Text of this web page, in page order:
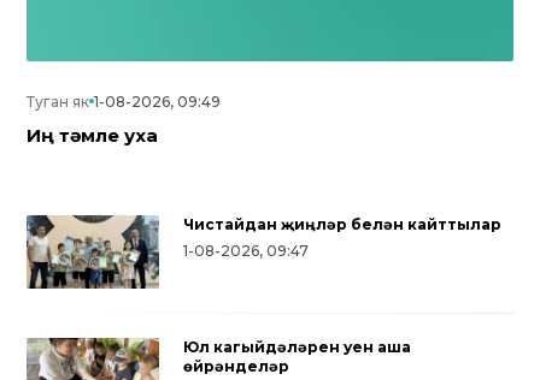
Туган як 1-08-2026, 09:49
Иң тәмле уха
Чистайдан җиңүләр белән кайттылар
1-08-2026, 09:47
Юл кагыйдәләрен уен аша
өйрәнделәр